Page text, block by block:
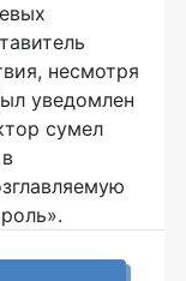
несмотря
уведомлен
сумел